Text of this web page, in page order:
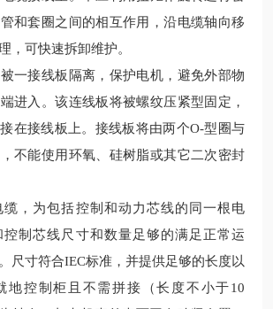
和套圈之间的相互作用，沿电缆轴向移
，可快速拆卸维护。
一接线板隔离，保护电机，避免外部物
进入。该连线板将被螺纹压紧型固定，
在接线板上。接线板将由两个O-型圈与
不能使用环氧、硅树脂或其它二次密封
缆，为包括控制和动力芯线的同一根电
制芯线尺寸和数量足够的满足正常运
尺寸符合IEC标准，并提供足够的长度以
地控制柜且不需拼接（长度不小于10